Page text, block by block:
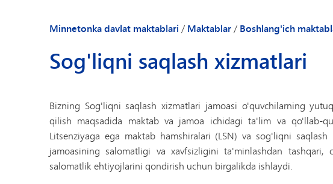
Bizning e'tiqodlarimiz
Ota-onalar va o'quvchilar uchun
Maktab yangiliklari
Xodimlar katalogi
Minnetonka davlat maktablari / Maktablar/ Boshlang'ich
Sog'liqni saqlash xizmatlari
Bizning Sog'liqni saqlash xizmatlari jamoasi o'quvchilarning
qilish maqsadida maktab va jamoa ichidagi ta'lim va qo'llab-
Litsenziyaga ega maktab hamshiralari (LSN) va sog'liqni
jamoasining salomatligi va xavfsizligini ta'minlashdan
salomatlik ehtiyojlarini qondirish uchun birgalikda ishlaydi.